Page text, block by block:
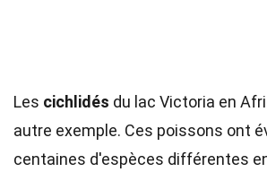
Les cichlidés du lac Victoria en
autre exemple. Ces poissons ont
centaines d'espèces différentes